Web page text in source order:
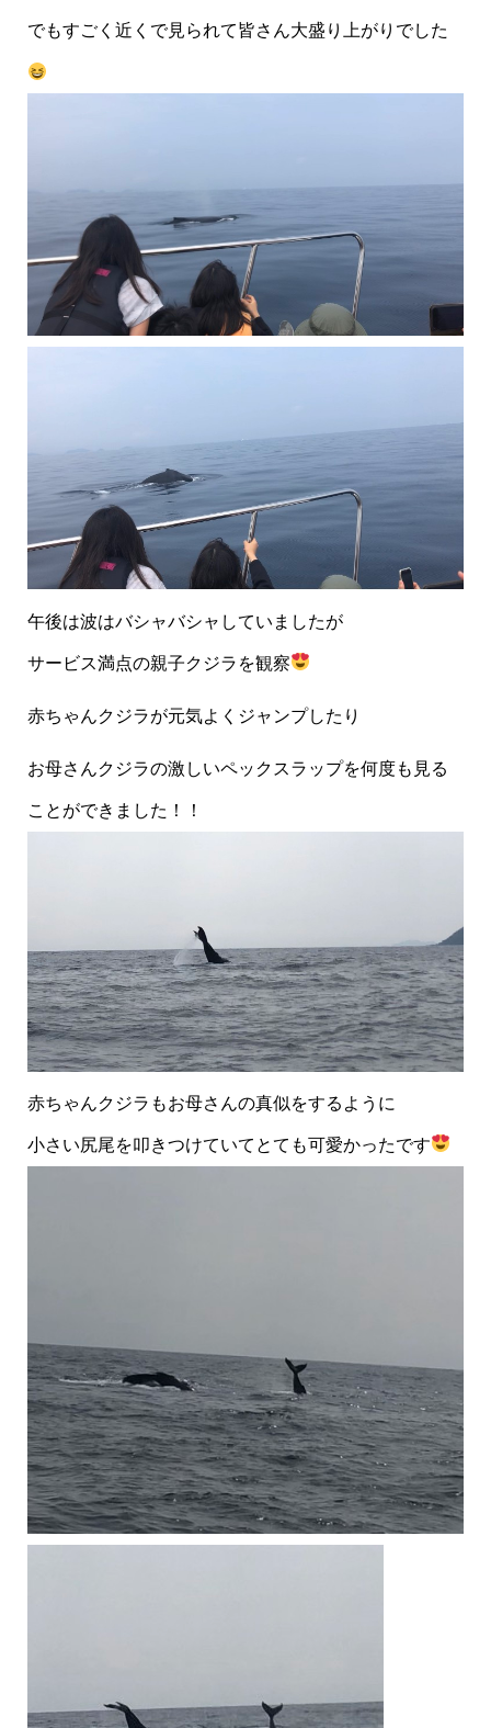
でもすごく近くで見られて皆さん大盛り上がりでした
午後は波はバシャバシャしていましたが
サービス満点の親子クジラを観察
赤ちゃんクジラが元気よくジャンプしたり
お母さんクジラの激しいペックスラップを何度も見る
ことができました！！
赤ちゃんクジラもお母さんの真似をするように
小さい尻尾を叩きつけていてとても可愛かったです